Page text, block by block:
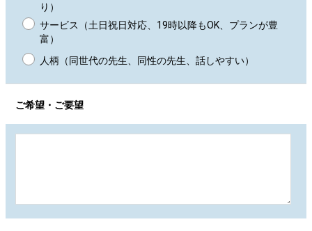
り）
サービス（土日祝日対応、19時以降もOK、プランが豊
富）
人柄（同世代の先生、同性の先生、話しやすい）
ご希望・ご要望